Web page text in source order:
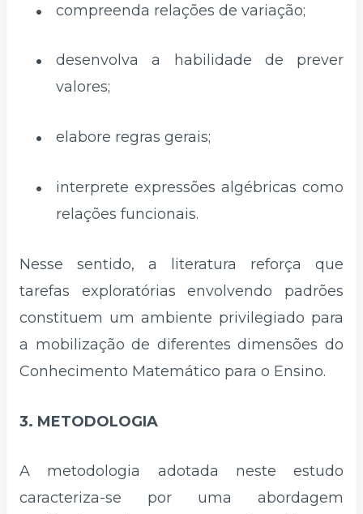
compreenda relações de variação;
desenvolva a habilidade de prever
valores;
elabore regras gerais;
interprete expressões algébricas como
relações funcionais.
Nesse sentido, a literatura reforça que
tarefas exploratórias envolvendo padrões
constituem um ambiente privilegiado para
a mobilização de diferentes dimensões do
Conhecimento Matemático para o Ensino.
3. METODOLOGIA
A metodologia adotada neste estudo
caracteriza-se por uma abordagem